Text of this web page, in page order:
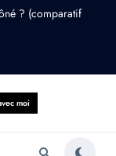
? (comparatif
moi